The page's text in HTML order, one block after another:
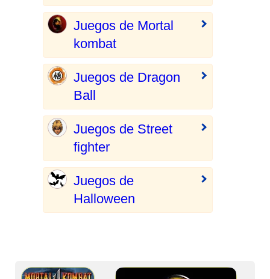
Juegos de Mortal
kombat
Juegos de Dragon
Ball
Juegos de Street
fighter
Juegos de
Halloween